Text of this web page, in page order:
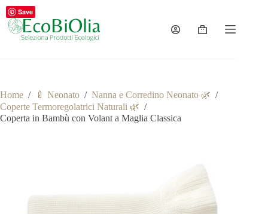
Salta
contenuto
Carrello
Home / 🍼 Neonato / Nanna e Corredino Neonato 🌿 /
Coperte Termoregolatrici Naturali 🌿 /
Coperta in Bambù con Volant a Maglia Classica
Save